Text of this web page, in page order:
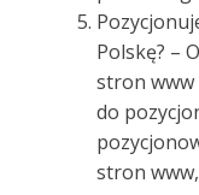
Polskę? –
stron www
do
stron